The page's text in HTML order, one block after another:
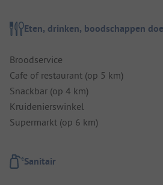
Eten, drinken, boodschappen
Broodservice
Cafe of restaurant (op 5 km)
Snackbar (op 4 km)
Kruidenierswinkel
Supermarkt (op 6 km)
Sanitair